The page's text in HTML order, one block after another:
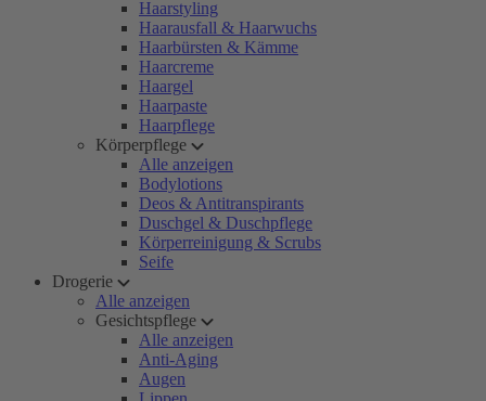
Haarstyling
Haarausfall & Haarwuchs
Haarbürsten & Kämme
Haarcreme
Haargel
Haarpaste
Haarpflege
Körperpflege
Alle anzeigen
Bodylotions
Deos & Antitranspirants
Duschgel & Duschpflege
Körperreinigung & Scrubs
Seife
Drogerie
Alle anzeigen
Gesichtspflege
Alle anzeigen
Anti-Aging
Augen